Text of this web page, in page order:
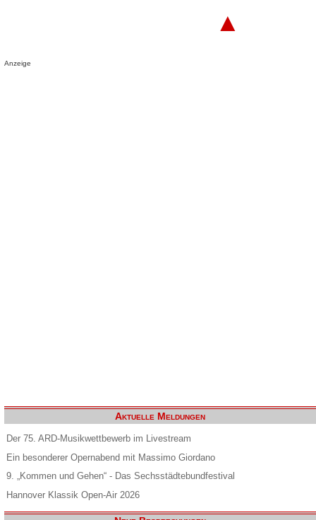
▲
Anzeige
Aktuelle Meldungen
Der 75. ARD-Musikwettbewerb im Livestream
Ein besonderer Opernabend mit Massimo Giordano
9. „Kommen und Gehen“ - Das Sechsstädtebundfestival
Hannover Klassik Open-Air 2026